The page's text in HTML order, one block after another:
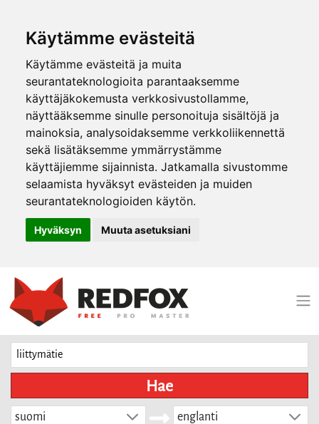
Käytämme evästeitä
Käytämme evästeitä ja muita
seurantateknologioita parantaaksemme
käyttäjäkokemusta verkkosivustollamme,
näyttääksemme sinulle personoituja sisältöjä ja
mainoksia, analysoidaksemme verkkoliikennettä
sekä lisätäksemme ymmärrystämme
käyttäjiemme sijainnista. Jatkamalla sivustomme
selaamista hyväksyt evästeiden ja muiden
seurantateknologioiden käytön.
Hyväksyn Muuta asetuksiani
Hae
suomi englanti